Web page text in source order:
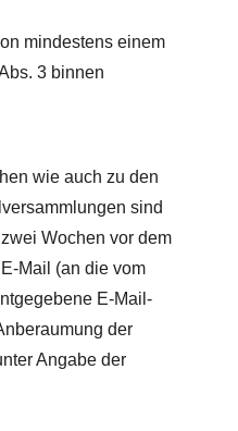
mindestens einem
3 binnen
wie auch zu den
sind
Wochen vor dem
Mail (an die vom
E-Mail-
der
Angabe der